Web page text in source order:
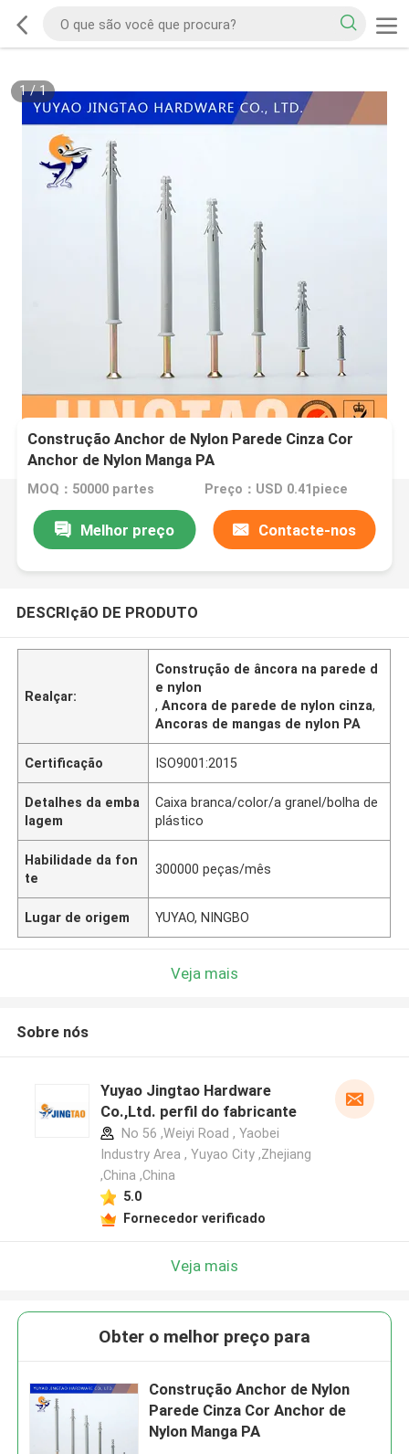
1/1
Construção Anchor de Nylon Parede Cinza Cor
Anchor de Nylon Manga PA
MOQ：50000 partes Preço：USD 0.41piece
Melhor preço Contacte-nos
DESCRIçãO DE PRODUTO
Realçar:
Construção de âncora na parede d
e nylon
,Ancora de parede de nylon cinza,
Ancoras de mangas de nylon PA
Certificação ISO9001:2015
Detalhes da emba
lagem
Caixa branca/color/a granel/bolha de
plástico
Habilidade da fon
te
300000 peças/mês
Lugar de origem YUYAO, NINGBO
Veja mais
Sobre nós
Yuyao Jingtao Hardware
Co.,Ltd. perfil do fabricante
No 56 ,Weiyi Road , Yaobei
Industry Area , Yuyao City ,Zhejiang
,China ,China
5.0
Fornecedor verificado
Veja mais
Obter o melhor preço para
Construção Anchor de Nylon
Parede Cinza Cor Anchor de
Nylon Manga PA